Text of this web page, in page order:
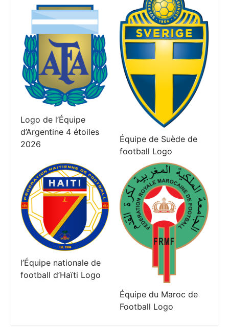
Logo de l’Équipe
d’Argentine 4 étoiles
2026
Équipe de Suède de
football Logo
l’Équipe nationale de
football d’Haïti Logo
Équipe du Maroc de
Football Logo